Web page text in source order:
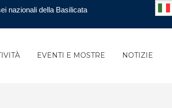
nazionali della Basilicata
EVENTI E MOSTRE NOTIZIE